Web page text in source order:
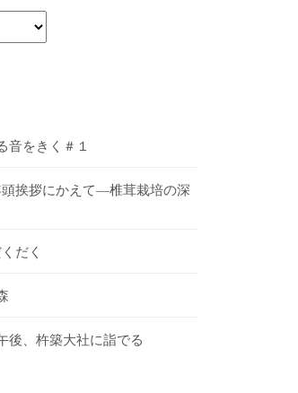
音をきく＃１
挨拶にかえて—椎茸栽培の深
だく
後、杵築大社に詣でる